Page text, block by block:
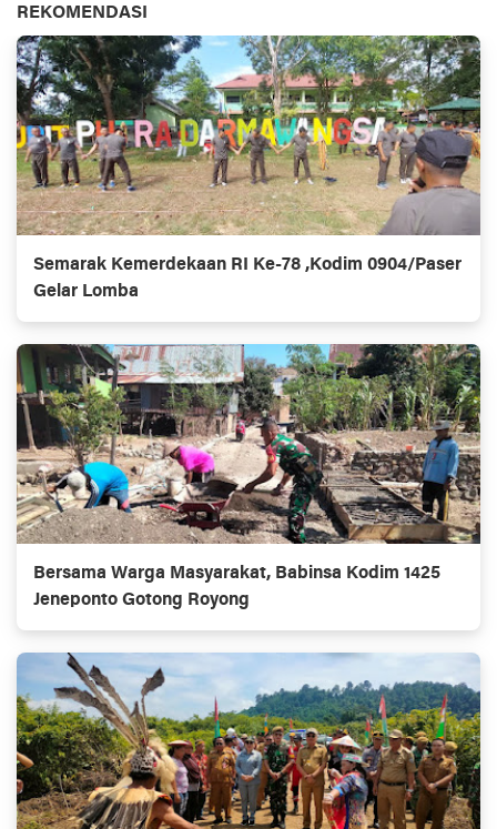
REKOMENDASI
Semarak Kemerdekaan RI Ke-78 ,Kodim 0904/Paser
Gelar Lomba
Bersama Warga Masyarakat, Babinsa Kodim 1425
Jeneponto Gotong Royong